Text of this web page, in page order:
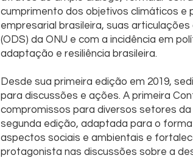
cumprimento dos objetivos climáticos e
empresarial brasileira, suas
(ODS) da ONU e com a incidência em
adaptação e resiliência brasileira.
Desde sua primeira edição em 2019,
para discussões e ações. A primeira
compromissos para diversos setores
segunda edição, adaptada para o
aspectos sociais e ambientais e
protagonista nas discussões sobre a